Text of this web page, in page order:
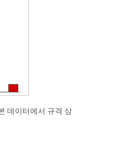
데이터에서 규격 상